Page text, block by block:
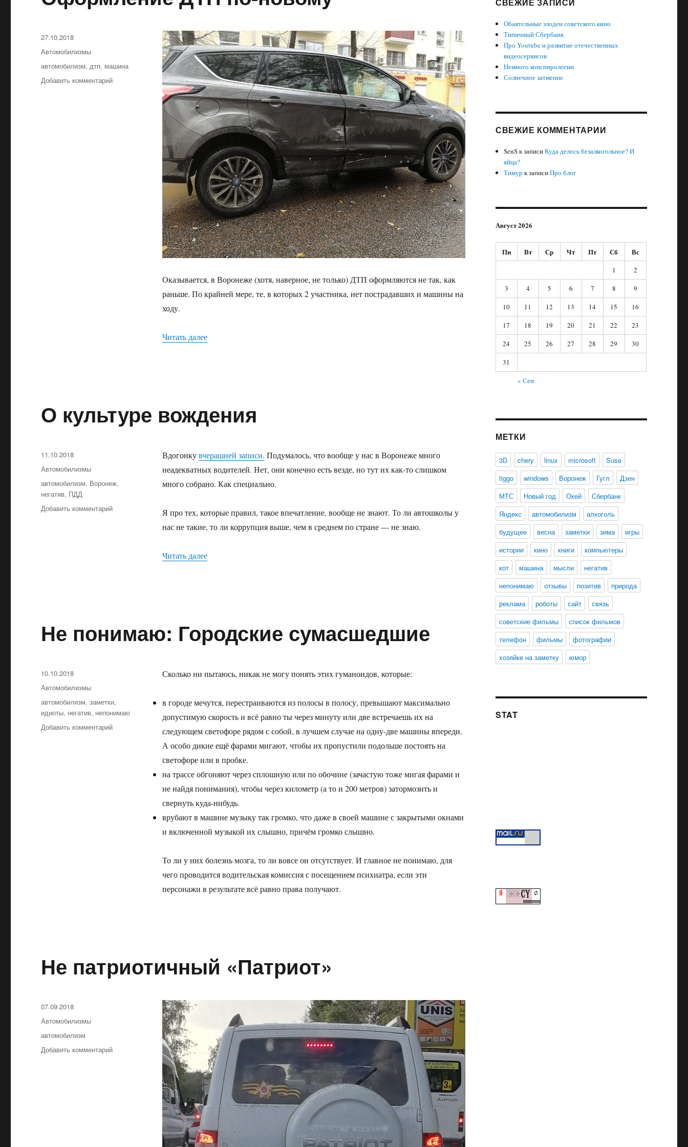
Оказывается, в Воронеже (хотя, наверное, не только) ДТП оформляются не так, как
раньше. По крайней мере, те, в которых 2 участника, нет пострадавших и машины на
ходу.
Читать далее«Оформление ДТП по-новому»
Опубликовано
27.10.2018
Рубрики
Автомобилизмы
Метки
автомобилизм,дтп, машина
Добавить комментарий
О культуре вождения
Вдогонкувчерашней записи. Подумалось, что вообще у нас в Воронеже много
неадекватных водителей. Нет, они конечно есть везде, но тут их как-то слишком
много собрано. Как специально.
Я про тех, которые правил, такое впечатление, вообще не знают. То ли автошколы у
нас не такие, то ли коррупция выше, чем в среднем по стране — не знаю.
Читать далее«О культуре вождения»
Опубликовано
11.10.2018
Рубрики
Автомобилизмы
Метки
автомобилизм, Воронеж,
негатив, ПДД
Добавить комментарий
Не понимаю: Городские сумасшедшие
Сколько ни пытаюсь, никак не могу понять этих гуманоидов, которые:
в городе мечутся, перестраиваются из полосы в полосу, превышают максимально
допустимую скорость и всё равно ты через минуту или две встречаешь их на
следующем светофоре рядом с собой, в лучшем случае на одну-две машины впереди.
А особо дикие ещё фарами мигают, чтобы их пропустили подольше постоять на
светофоре или в пробке.
на трассе обгоняют через сплошную или по обочине (зачастую тоже мигая фарами и
не найдя понимания), чтобы через километр (а то и 200 метров) затормозить и
свернуть куда-нибудь.
врубают в машине музыку так громко, что даже в своей машине с закрытыми окнами
и включенной музыкой их слышно, причём громко слышно.
То ли у них болезнь мозга, то ли вовсе он отсутствует. И главное не понимаю, для
чего проводится водительская комиссия с посещением психиатра, если эти
персонажи в результате всё равно права получают.
Опубликовано
10.10.2018
Рубрики
Автомобилизмы
Метки
автомобилизм,заметки,
идиоты, негатив, непонимаю
Добавить комментарий
Не патриотичный «Патриот»
Опубликовано
07.09.2018
Рубрики
Автомобилизмы
Метки
автомобилизм
Добавить комментарий
Обаятельные злодеи советского кино
Типичный Сбербанк
Про Youtube и развитие отечественных
видеосервисов
Немного конспирологии
Солнечное затмение
СВЕЖИЕ КОММЕНТАРИИ
SenSк записиКуда делось безалкогольное? И
яйца?
Тимур к записиПро блог
Август 2026
Пн Вт Ср Чт Пт Сб Вс
1
2
3
4 5 6 7 8
9
10
11 12 13 14 15
16
17
18 19 20 21 22
23
24
25 26 27 28 29
30
31
« Сен
МЕТКИ
3D chery linux microsoft
Suse
tiggo
windows Воронеж Гугл
Дзен
МТС
Новый год Окей
Сбербанк
Яндекс
автомобилизм
алкоголь
будущее
весна заметки зима
игры
истории
кино книги
компьютеры
кот
машина мысли
негатив
непонимаю
отзывы позитив
природа
реклама
роботы сайт
связь
советские фильмы
список фильмов
телефон
фильмы
фотографии
хозяйке на заметку
юмор
STAT